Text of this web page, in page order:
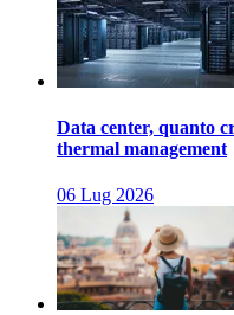
Data center, quanto
thermal management
06 Lug 2026